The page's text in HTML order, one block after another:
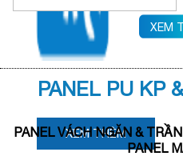
XEM THÊM
hoặc EPS chống cháy lan tiêu
chuẩn Hàn Quốc
XEM
PANEL PU KP
PANEL VÁCH NGĂN & TRẦN
PANEL